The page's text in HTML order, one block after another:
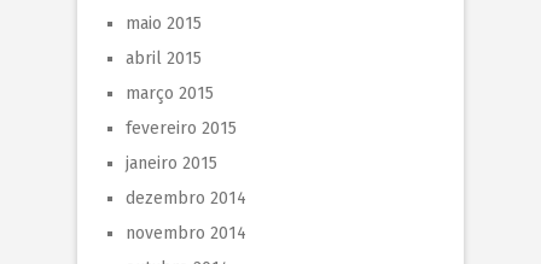
maio 2015
abril 2015
março 2015
fevereiro 2015
janeiro 2015
dezembro 2014
novembro 2014